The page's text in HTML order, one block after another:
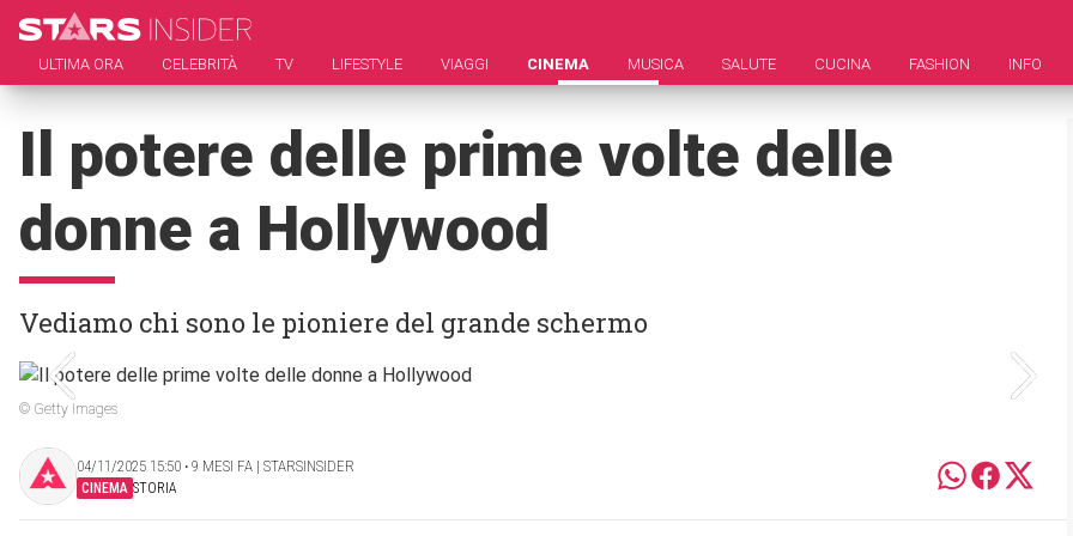
ULTIMA ORA CELEBRITÀ TV LIFESTYLE VIAGGI CINEMA MUSICA SALUTE CUCINA FASHION INFO
Il potere delle prime volte delle
donne a Hollywood
Vediamo chi sono le pioniere del grande schermo
© Getty Images
04/11/2025 15:50 ‧ 9 MESI FA | STARSINSIDER
CINEMA STORIA